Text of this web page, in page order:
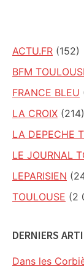
ACTU.FR (152)
BFM
FRANCE BLEU
LA CROIX (214)
LA DEPECHE
LE JOURNAL
LEPARISIEN
TOULOUSE (2
DERNIERS
Dans les